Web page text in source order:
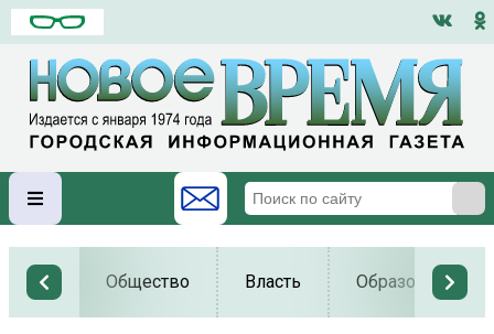
Общество Власть Образование